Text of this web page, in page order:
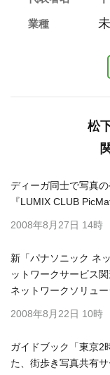
業種
松
ディーガ同士で写真
『LUMIX CLUB
2008年8月27日 14時
新「パナソニック ネ
ットワークサービス
ネットワークソリュ
2008年8月22日 10時
ガイドブック「東京
た、街歩き写真共有